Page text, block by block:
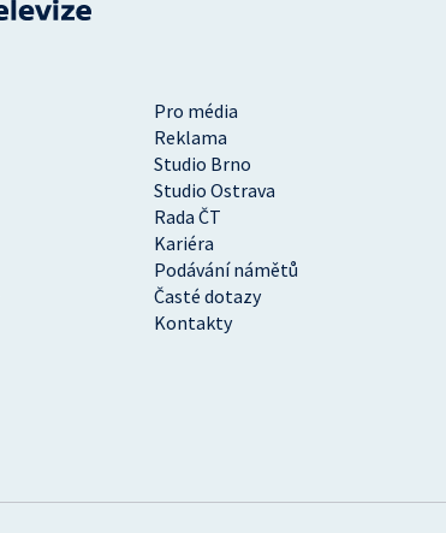
Pro média
Reklama
Studio Brno
Studio Ostrava
Rada ČT
Kariéra
Podávání námětů
Časté dotazy
Kontakty